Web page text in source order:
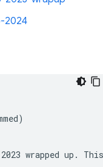
2024
wrapped up.